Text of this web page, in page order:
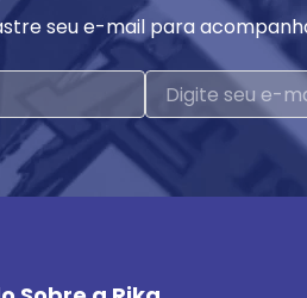
seu e-mail para